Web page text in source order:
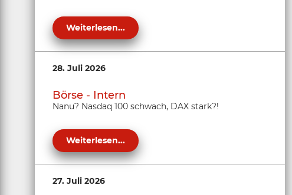
Weiterlesen...
28. Juli 2026
Börse - Intern
Nanu? Nasdaq 100 schwach, DAX stark?!
Weiterlesen...
27. Juli 2026